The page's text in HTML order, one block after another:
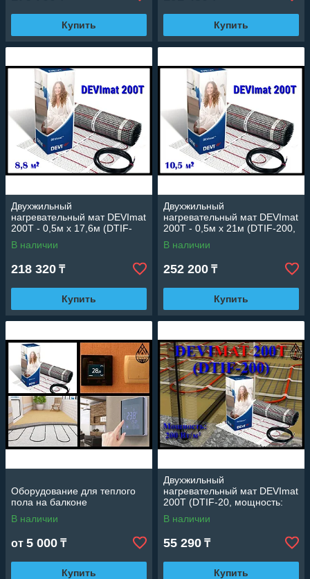
Купить Купить
Двухжильный
нагревательный мат DEVImat
200T - 0,5м х 17,6м (DTIF-
200, площадь: 8,8 м2.,
мощность: 1715 Вт)
В наличии
218 320 ₸
Купить
Двухжильный
нагревательный мат DEVImat
200T - 0,5м х 21м (DTIF-200,
площадь: 10,5 м2.,
мощность: 2070 Вт)
В наличии
252 200 ₸
Купить
Оборудование для теплого
пола на балконе
В наличии
от 5 000 ₸
Купить
Двухжильный
нагревательный мат DEVImat
200T (DTIF-20, мощность:
200 Вт/м²)
В наличии
55 290 ₸
Купить